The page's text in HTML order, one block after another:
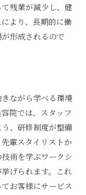
残業が減少し、健
より、長期的に働
形成されるので
ながら学べる環境
院では、スタッフ
、研修制度が整備
輩スタイリストか
術を学ぶワークシ
げられます。これ
お客様にサービス